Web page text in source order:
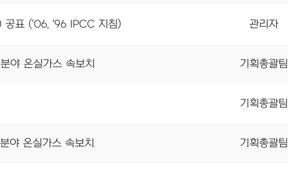
표 ('06, '96 IPCC 지침) 관리자
야 온실가스 속보치 기획총괄팀
기획총괄팀
야 온실가스 속보치 기획총괄팀